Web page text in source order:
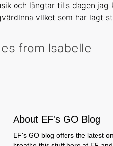
och längtar tills dagen
vilket som har lagt
from Isabelle
About EF's GO Blog
EF's GO blog offers the latest